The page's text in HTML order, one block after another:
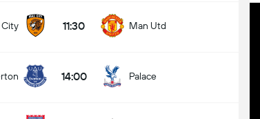
City 11:30 Man Utd
14:00 Palace